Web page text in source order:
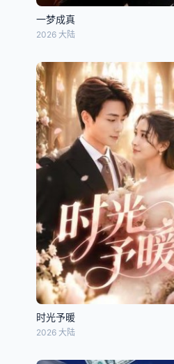
一梦成真
2026 大陆
时光予暖
2026 大陆